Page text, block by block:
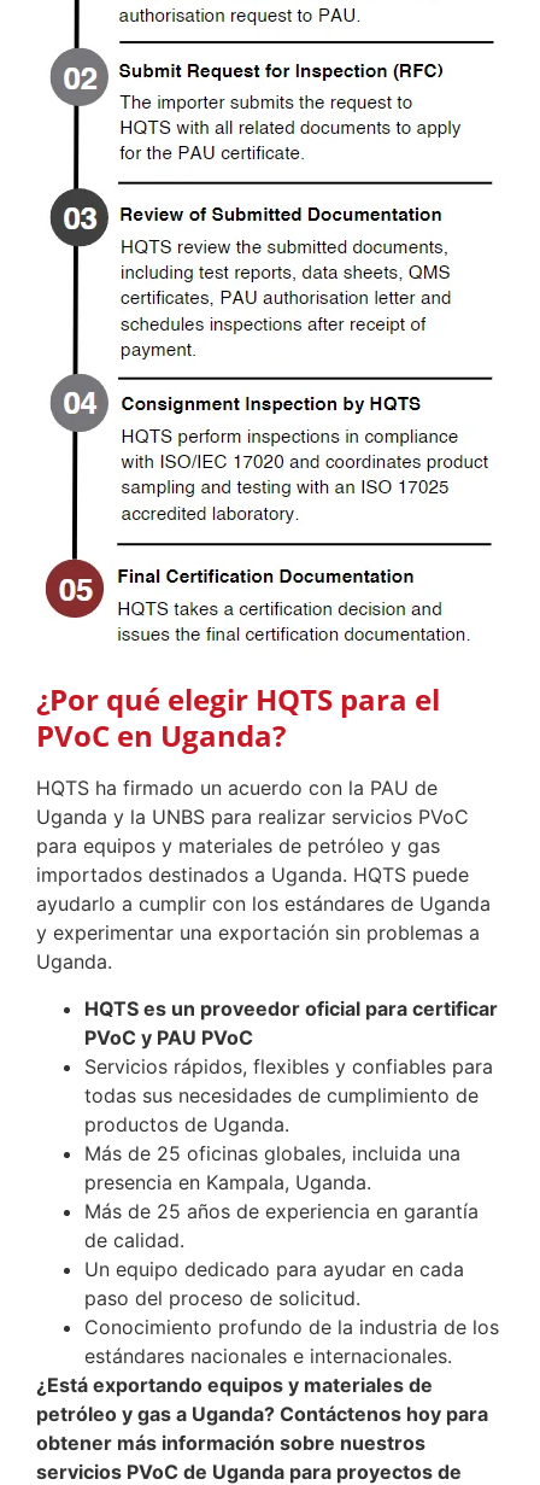
¿Por qué elegir HQTS para el
PVoC en Uganda?
HQTS ha firmado un acuerdo con la PAU de
Uganda y la UNBS para realizar servicios PVoC
para equipos y materiales de petróleo y gas
importados destinados a Uganda. HQTS puede
ayudarlo a cumplir con los estándares de Uganda
y experimentar una exportación sin problemas a
Uganda.
HQTS es un proveedor oficial para certificar
PVoC y PAU PVoC
Servicios rápidos, flexibles y confiables para
todas sus necesidades de cumplimiento de
productos de Uganda.
Más de 25 oficinas globales, incluida una
presencia en Kampala, Uganda.
Más de 25 años de experiencia en garantía
de calidad.
Un equipo dedicado para ayudar en cada
paso del proceso de solicitud.
Conocimiento profundo de la industria de los
estándares nacionales e internacionales.
¿Está exportando equipos y materiales de
petróleo y gas a Uganda? Contáctenos hoy para
obtener más información sobre nuestros
servicios PVoC de Uganda para proyectos de